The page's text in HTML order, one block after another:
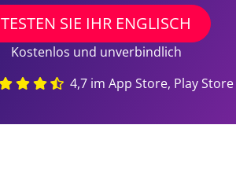
TESTEN SIE IHR ENGLISCH
Kostenlos und unverbindlich
4,7 im App Store, Play